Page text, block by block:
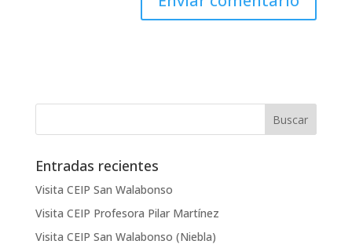
Entradas recientes
Visita CEIP San Walabonso
Visita CEIP Profesora Pilar Martínez
Visita CEIP San Walabonso (Niebla)